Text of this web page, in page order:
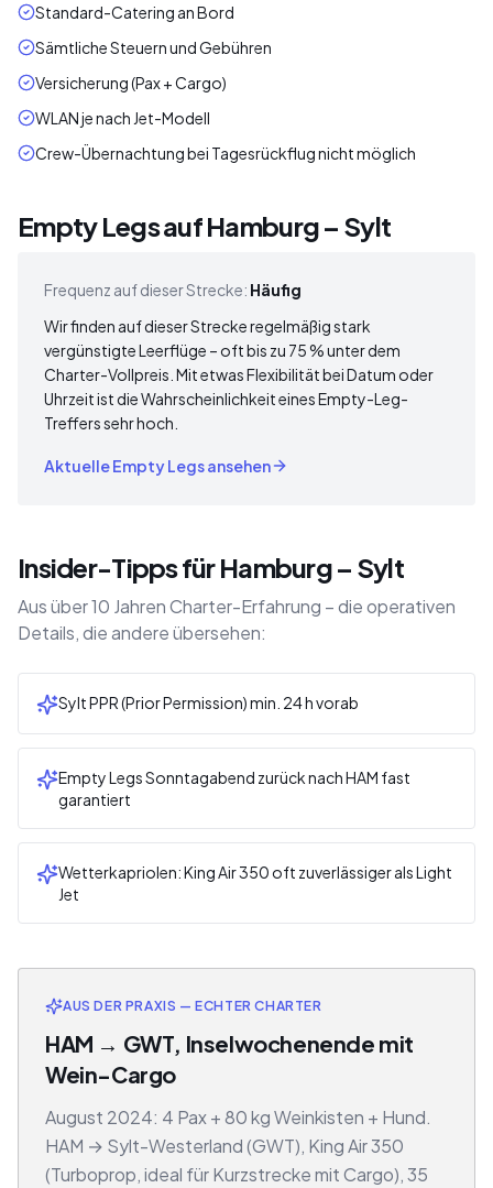
Standard-Catering an Bord
Sämtliche Steuern und Gebühren
Versicherung (Pax + Cargo)
WLAN je nach Jet-Modell
Crew-Übernachtung bei Tagesrückflug nicht möglich
Empty Legs auf Hamburg – Sylt
Frequenz auf dieser Strecke: Häufig
Wir finden auf dieser Strecke regelmäßig stark
vergünstigte Leerflüge – oft bis zu 75 % unter dem
Charter-Vollpreis. Mit etwas Flexibilität bei Datum oder
Uhrzeit ist die Wahrscheinlichkeit eines Empty-Leg-
Treffers sehr hoch.
Aktuelle Empty Legs ansehen
Insider-Tipps für Hamburg – Sylt
Aus über 10 Jahren Charter-Erfahrung – die operativen
Details, die andere übersehen:
Sylt PPR (Prior Permission) min. 24 h vorab
Empty Legs Sonntagabend zurück nach HAM fast
garantiert
Wetterkapriolen: King Air 350 oft zuverlässiger als Light
Jet
AUS DER PRAXIS — ECHTER CHARTER
HAM → GWT, Inselwochenende mit
Wein-Cargo
August 2024: 4 Pax + 80 kg Weinkisten + Hund.
HAM → Sylt-Westerland (GWT), King Air 350
(Turboprop, ideal für Kurzstrecke mit Cargo), 35